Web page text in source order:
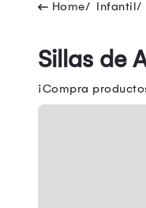
Infantil
Sillas de
¡Compra